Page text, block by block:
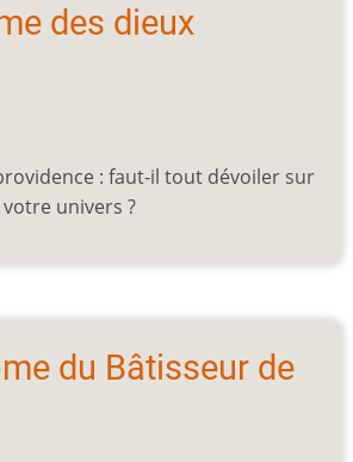
des dieux
: faut-il tout dévoiler sur
univers ?
du Bâtisseur de